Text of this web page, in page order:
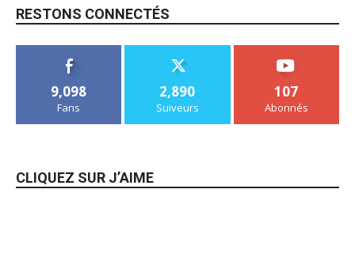
RESTONS CONNECTÉS
9,098
Fans
2,890
Suiveurs
107
Abonnés
CLIQUEZ SUR J’AIME